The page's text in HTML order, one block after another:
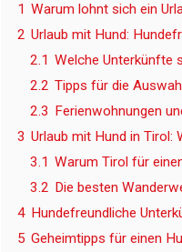
1 Warum lohnt sich ein
2 Urlaub mit Hund:
2.1 Welche Unterkünfte
2.2 Tipps für die
2.3
Ferienwohnungen
3 Urlaub mit Hund in Tirol:
3.1 Warum Tirol für
3.2 Die besten
4 Hundefreundliche
5 Geheimtipps für einen